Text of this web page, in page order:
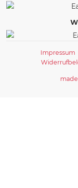
Impressum